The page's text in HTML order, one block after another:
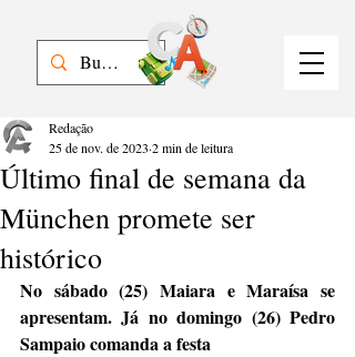
Último final de semana da
München promete ser
histórico
Redação
25 de nov. de 2023 2 min de leitura
No sábado (25) Maiara e Maraísa se
apresentam. Já no domingo (26) Pedro
Sampaio comanda a festa